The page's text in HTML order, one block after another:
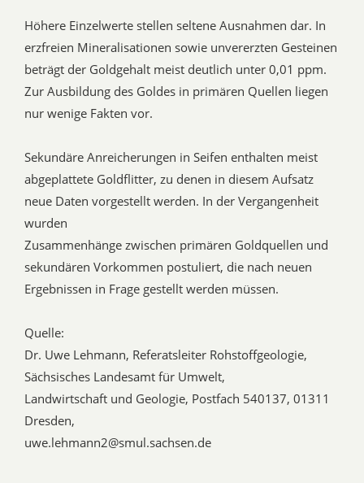
Höhere Einzelwerte stellen seltene Ausnahmen dar. In
erzfreien Mineralisationen sowie unvererzten Gesteinen
beträgt der Goldgehalt meist deutlich unter 0,01 ppm.
Zur Ausbildung des Goldes in primären Quellen liegen
nur wenige Fakten vor.
Sekundäre Anreicherungen in Seifen enthalten meist
abgeplattete Goldflitter, zu denen in diesem Aufsatz
neue Daten vorgestellt werden. In der Vergangenheit
wurden
Zusammenhänge zwischen primären Goldquellen und
sekundären Vorkommen postuliert, die nach neuen
Ergebnissen in Frage gestellt werden müssen.
Quelle:
Dr. Uwe Lehmann, Referatsleiter Rohstoffgeologie,
Sächsisches Landesamt für Umwelt,
Landwirtschaft und Geologie, Postfach 540137, 01311
Dresden,
uwe.lehmann2@smul.sachsen.de